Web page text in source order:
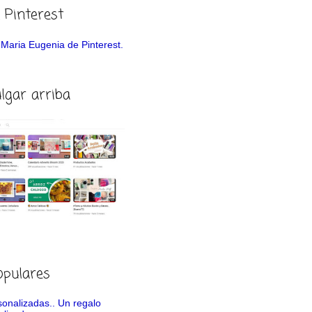
Pinterest
Eugenia de Pinterest.
arriba
Un regalo